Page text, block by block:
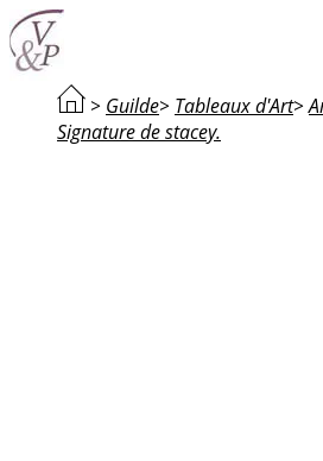
> Guilde> Tableaux d'Art>
Signature de stacey.